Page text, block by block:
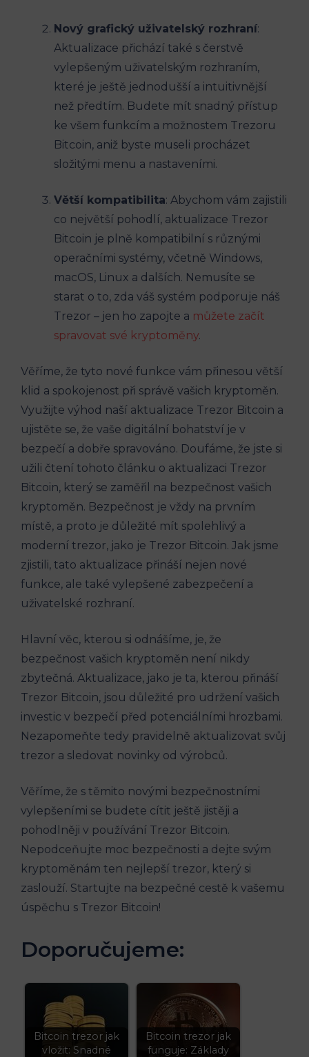
Nový grafický uživatelský rozhraní:
Aktualizace přichází také s čerstvě
vylepšeným uživatelským rozhraním,
které je ještě jednodušší a intuitivnější
než předtím. Budete mít snadný přístup
ke všem funkcím a možnostem Trezoru
Bitcoin, aniž byste museli procházet
složitými menu a nastaveními.
Větší kompatibilita: Abychom vám zajistili
co největší pohodlí, aktualizace Trezor
Bitcoin je plně kompatibilní s různými
operačními systémy, včetně Windows,
macOS, Linux a dalších. Nemusíte se
starat o to, zda váš systém podporuje náš
Trezor – jen ho zapojte a můžete začít
spravovat své kryptoměny.
Věříme, že tyto nové funkce vám přinesou větší
klid a spokojenost při správě vašich kryptoměn.
Využijte výhod naší aktualizace Trezor Bitcoin a
ujistěte se, že vaše digitální bohatství je v
bezpečí a dobře spravováno. Doufáme, že jste si
užili čtení tohoto článku o aktualizaci Trezor
Bitcoin, který se zaměřil na bezpečnost vašich
kryptoměn. Bezpečnost je vždy na prvním
místě, a proto je důležité mít spolehlivý a
moderní trezor, jako je Trezor Bitcoin. Jak jsme
zjistili, tato aktualizace přináší nejen nové
funkce, ale také vylepšené zabezpečení a
uživatelské rozhraní.
Hlavní věc, kterou si odnášíme, je, že
bezpečnost vašich kryptoměn není nikdy
zbytečná. Aktualizace, jako je ta, kterou přináší
Trezor Bitcoin, jsou důležité pro udržení vašich
investic v bezpečí před potenciálními hrozbami.
Nezapomeňte tedy pravidelně aktualizovat svůj
trezor a sledovat novinky od výrobců.
Věříme, že s těmito novými bezpečnostními
vylepšeními se budete cítit ještě jistěji a
pohodlněji v používání Trezor Bitcoin.
Nepodceňujte moc bezpečnosti a dejte svým
kryptoměnám ten nejlepší trezor, který si
zaslouží. Startujte na bezpečné cestě k vašemu
úspěchu s Trezor Bitcoin!
Doporučujeme:
Bitcoin trezor jak
vložit: Snadné
Bitcoin trezor jak
funguje: Základy